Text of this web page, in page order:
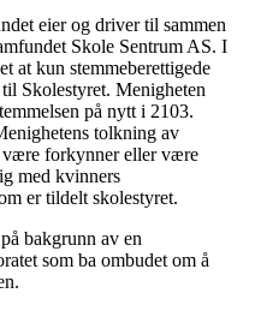
eier og driver til sammen
Skole Sentrum AS. I
at kun stemmeberettigede
Skolestyret. Menigheten
på nytt i 2103.
tolkning av
forkynner eller være
med kvinners
er tildelt skolestyret.
bakgrunn av en
som ba ombudet om å